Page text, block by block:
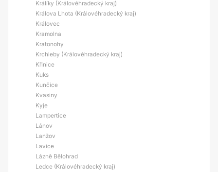
Králíky (Královéhradecký kraj)
Králova Lhota (Královéhradecký kraj)
Královec
Kramolna
Kratonohy
Krchleby (Královéhradecký kraj)
Křinice
Kuks
Kunčice
Kvasiny
Kyje
Lampertice
Lánov
Lanžov
Lavice
Lázně Bělohrad
Ledce (Královéhradecký kraj)